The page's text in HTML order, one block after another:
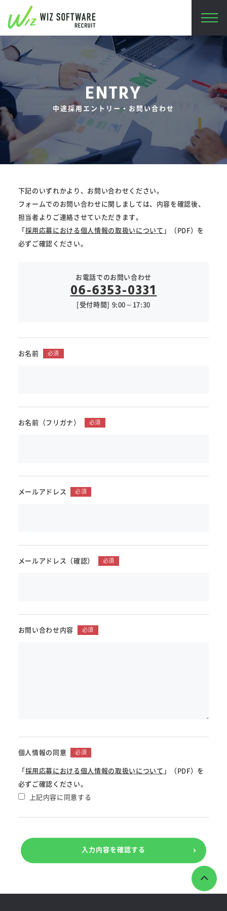
ENTRY
中途採用エントリー・お問い合わせ
下記のいずれかより、お問い合わせください。
フォームでのお問い合わせに関しましては、内容を確認後、
担当者よりご連絡させていただきます。
「採用応募における個人情報の取扱いについて 」（PDF）を
必ずご確認ください。
お電話でのお問い合わせ
06-6353-0331
[受付時間] 9:00～17:30
お名前 必須
お名前（フリガナ） 必須
メールアドレス 必須
メールアドレス （確認） 必須
お問い合わせ内容 必須
個人情報の同意 必須
「採用応募における個人情報の取扱いについて 」（PDF）を
必ずご確認ください。
上記内容に同意する